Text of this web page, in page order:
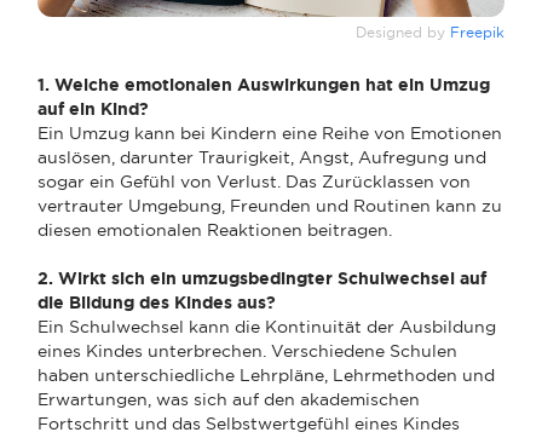
Designed by Freepik
1. Welche emotionalen Auswirkungen hat ein Umzug
auf ein Kind?
Ein Umzug kann bei Kindern eine Reihe von Emotionen
auslösen, darunter Traurigkeit, Angst, Aufregung und
sogar ein Gefühl von Verlust. Das Zurücklassen von
vertrauter Umgebung, Freunden und Routinen kann zu
diesen emotionalen Reaktionen beitragen.
2. Wirkt sich ein umzugsbedingter Schulwechsel auf
die Bildung des Kindes aus?
Ein Schulwechsel kann die Kontinuität der Ausbildung
eines Kindes unterbrechen. Verschiedene Schulen
haben unterschiedliche Lehrpläne, Lehrmethoden und
Erwartungen, was sich auf den akademischen
Fortschritt und das Selbstwertgefühl eines Kindes